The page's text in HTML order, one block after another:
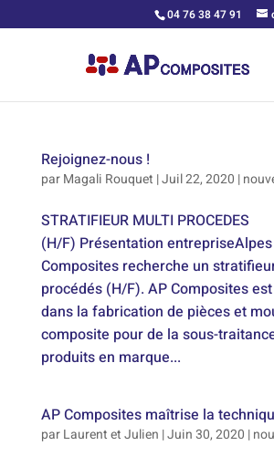
04 76 38 47 91
Rejoignez-nous !
parMagali Rouquet |Juil 22, 2020 |
STRATIFIEUR MULTI PROCEDES
(H/F) Présentation
Composites recherche un
procédés (H/F). AP Composites
dans la fabrication de pièces et
composite pour de la sous-
produits en marque...
AP Composites maîtrise la
parLaurent et Julien |Juin 30, 2020 |